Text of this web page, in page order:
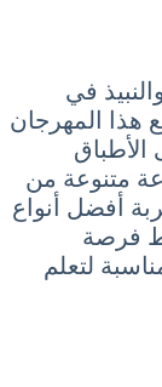
في
هذا المهرجان
الأطباق
متنوعة من
أفضل أنواع
فرصة
لتعلم